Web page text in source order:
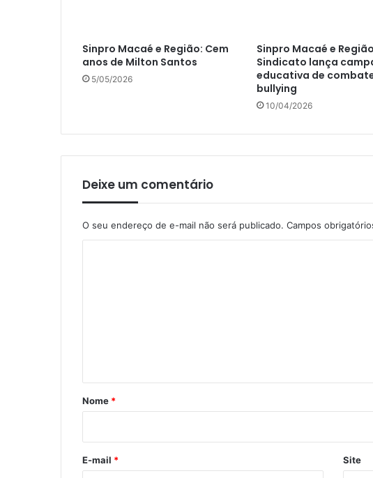
Sinpro Macaé e Região: Cem
anos de Milton Santos
5/05/2026
Sinpro Macaé e
Sindicato lança
educativa de
bullying
10/04/2026
Deixe um comentário
O seu endereço de e-mail não será publicado. Campos
r
*
Nome *
E-mail * Site